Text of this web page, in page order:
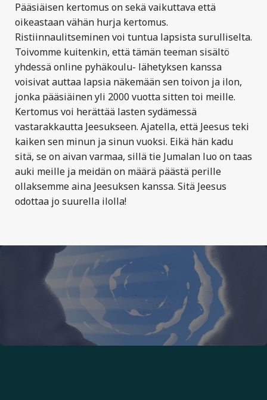
Pääsiäisen kertomus on sekä vaikuttava että
oikeastaan vähän hurja kertomus.
Ristiinnaulitseminen voi tuntua lapsista surulliselta.
Toivomme kuitenkin, että tämän teeman sisältö
yhdessä online pyhäkoulu- lähetyksen kanssa
voisivat auttaa lapsia näkemään sen toivon ja ilon,
jonka pääsiäinen yli 2000 vuotta sitten toi meille.
Kertomus voi herättää lasten sydämessä
vastarakkautta Jeesukseen. Ajatella, että Jeesus teki
kaiken sen minun ja sinun vuoksi. Eikä hän kadu
sitä, se on aivan varmaa, sillä tie Jumalan luo on taas
auki meille ja meidän on määrä päästä perille
ollaksemme aina Jeesuksen kanssa. Sitä Jeesus
odottaa jo suurella ilolla!